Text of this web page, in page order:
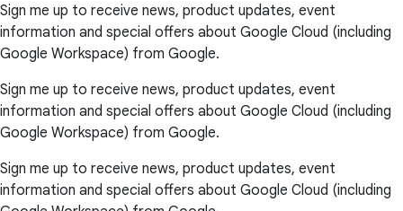
Sign me up to receive news, product updates, event
information and special offers about Google Cloud (including
Google Workspace) from Google.
Sign me up to receive news, product updates, event
information and special offers about Google Cloud (including
Google Workspace) from Google.
Sign me up to receive news, product updates, event
information and special offers about Google Cloud (including